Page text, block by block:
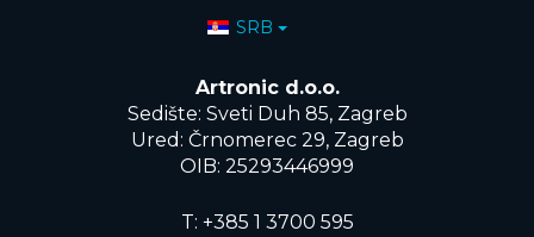
Izaberite vaš jezik
SRB
Artronic d.o.o.
Sedište: Sveti Duh 85, Zagreb
Ured: Črnomerec 29, Zagreb
OIB: 25293446999
T: +385 1 3700 595